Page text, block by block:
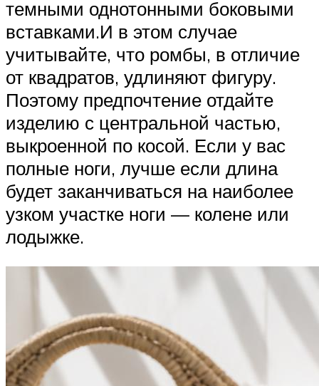
темными однотонными боковыми
вставками.И в этом случае
учитывайте, что ромбы, в отличие
от квадратов, удлиняют фигуру.
Поэтому предпочтение отдайте
изделию с центральной частью,
выкроенной по косой. Если у вас
полные ноги, лучше если длина
будет заканчиваться на наиболее
узком участке ноги — колене или
лодыжке.